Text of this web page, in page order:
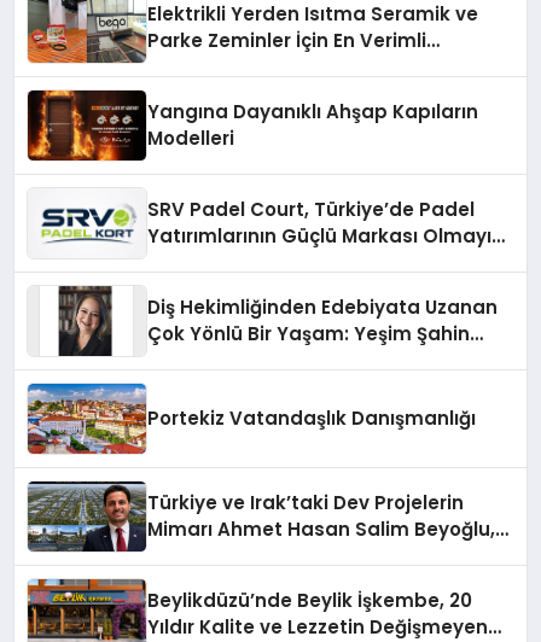
Elektrikli Yerden Isıtma Seramik ve
Parke Zeminler İçin En Verimli
Yangına Dayanıklı Ahşap Kapıların
Modelleri
SRV Padel Court, Türkiye’de Padel
Yatırımlarının Güçlü Markası Olmayı
Diş Hekimliğinden Edebiyata Uzanan
Çok Yönlü Bir Yaşam: Yeşim Şahin
Portekiz Vatandaşlık Danışmanlığı
Türkiye ve Irak’taki Dev Projelerin
Mimarı Ahmet Hasan Salim Beyoğlu,
Hayata Geçirecek
Beylikdüzü’nde Beylik İşkembe, 20
Yıldır Kalite ve Lezzetin Değişmeyen